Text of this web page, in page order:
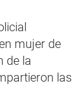
mujer de
de la
las